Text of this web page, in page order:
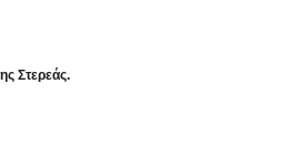
Στερεάς.